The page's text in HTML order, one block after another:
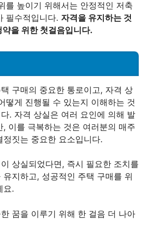
를 높이기 위해서는 안정적인 저축
필수적입니다. 자격을 유지하는 것
을 위한 첫걸음입니다.
구매의 중요한 통로이고, 자격 상
떻게 진행될 수 있는지 이해하는 것
. 자격 상실은 여러 요인에 의해 발
, 이를 극복하는 것은 여러분의 매주
정짓는 중요한 요소입니다.
상실되었다면, 즉시 필요한 조치를
유지하고, 성공적인 주택 구매를 위
요.
꿈을 이루기 위해 한 걸음 더 나아